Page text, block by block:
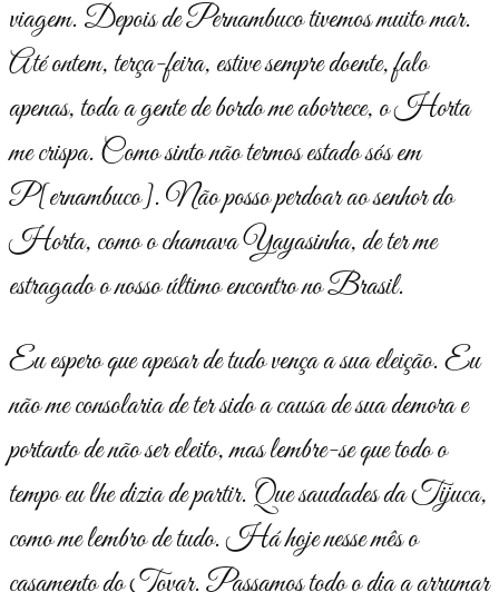
viagem. Depois de Pernambuco tivemos muito mar.
Até ontem, terça-feira, estive sempre doente, falo
apenas, toda a gente de bordo me aborrece, o Horta
me crispa. Como sinto não termos estado sós em
P[ernambuco]. Não posso perdoar ao senhor do
Horta, como o chamava Yayasinha, de ter me
estragado o nosso último encontro no Brasil.
Eu espero que apesar de tudo vença a sua eleição. Eu
não me conso­laria de ter sido a causa de sua demora e
portanto de não ser eleito, mas lembre-se que todo o
tempo eu lhe dizia de partir. Que saudades da Tijuca,
como me lembro de tudo. Há hoje nesse mês o
casamento do Tovar. Passamos todo o dia a arrumar